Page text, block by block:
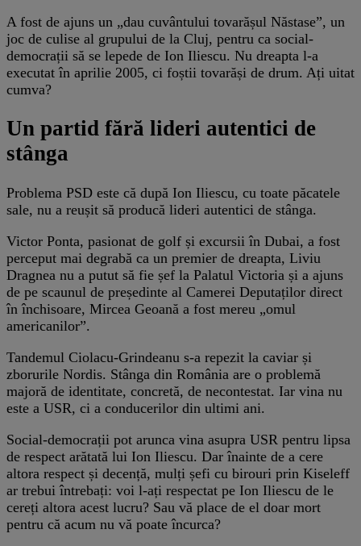
A fost de ajuns un „dau cuvântului tovarășul Năstase”, un
joc de culise al grupului de la Cluj, pentru ca social-
democrații să se lepede de Ion Iliescu. Nu dreapta l-a
executat în aprilie 2005, ci foștii tovarăși de drum. Ați uitat
cumva?
Un partid fără lideri autentici de
stânga
Problema PSD este că după Ion Iliescu, cu toate păcatele
sale, nu a reușit să producă lideri autentici de stânga.
Victor Ponta, pasionat de golf și excursii în Dubai, a fost
perceput mai degrabă ca un premier de dreapta, Liviu
Dragnea nu a putut să fie șef la Palatul Victoria și a ajuns
de pe scaunul de președinte al Camerei Deputaților direct
în închisoare, Mircea Geoană a fost mereu „omul
americanilor”.
Tandemul Ciolacu-Grindeanu s-a repezit la caviar și
zborurile Nordis. Stânga din România are o problemă
majoră de identitate, concretă, de necontestat. Iar vina nu
este a USR, ci a conducerilor din ultimi ani.
Social-democrații pot arunca vina asupra USR pentru lipsa
de respect arătată lui Ion Iliescu. Dar înainte de a cere
altora respect și decență, mulți șefi cu birouri prin Kiseleff
ar trebui întrebați: voi l-ați respectat pe Ion Iliescu de le
cereți altora acest lucru? Sau vă place de el doar mort
pentru că acum nu vă poate încurca?